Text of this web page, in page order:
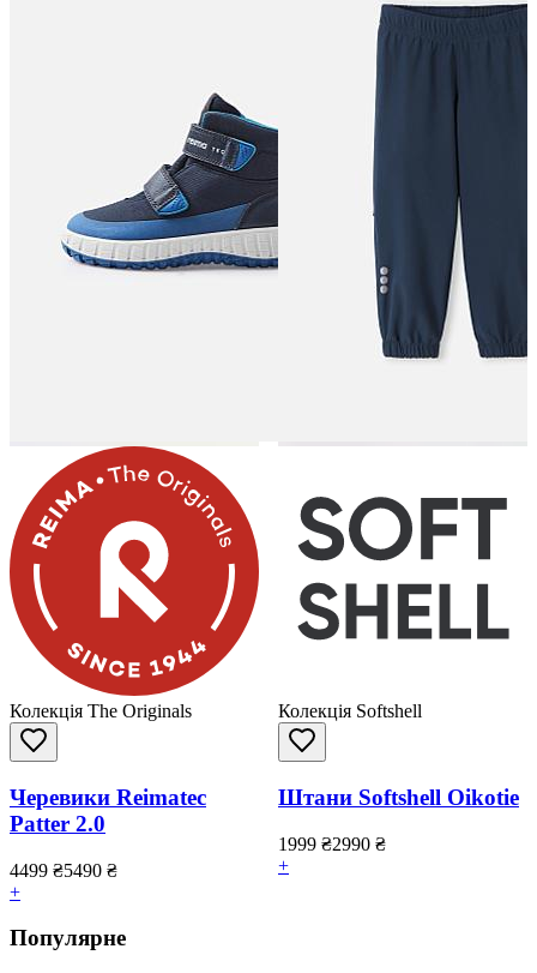
Колекція The Originals
Черевики Reimatec
Patter 2.0
4499 ₴5490 ₴
+
Колекція Softshell
Штани Softshell Oikotie
1999 ₴2990 ₴
+
Популярне